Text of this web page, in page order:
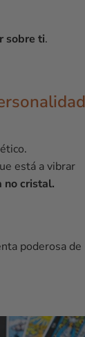
sobre ti.
está a vibrar
no cristal.
poderosa de